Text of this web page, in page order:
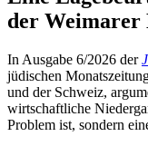
der Weimarer
In Ausgabe 6/2026 der
jüdischen
und der Schweiz,
wirtschaftliche
Problem ist, sondern